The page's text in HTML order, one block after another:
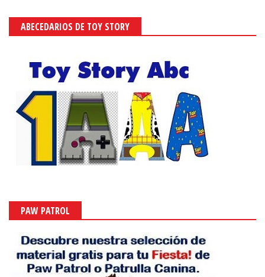
ABECEDARIOS DE TOY STORY
PAW PATROL